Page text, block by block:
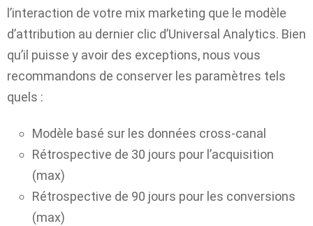
l’interaction de votre mix marketing que le modèle
d’attribution au dernier clic d’Universal Analytics. Bien
qu’il puisse y avoir des exceptions, nous vous
recommandons de conserver les paramètres tels
quels :
Modèle basé sur les données cross-canal
Rétrospective de 30 jours pour l’acquisition
(max)
Rétrospective de 90 jours pour les conversions
(max)